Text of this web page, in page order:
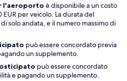
l'aeroporto è disponibile a un costo
per veicolo. La durata del
solo andata, e il numero massimo di
può essere concordato previa
un supplemento.
può essere concordato
e pagando un supplemento.